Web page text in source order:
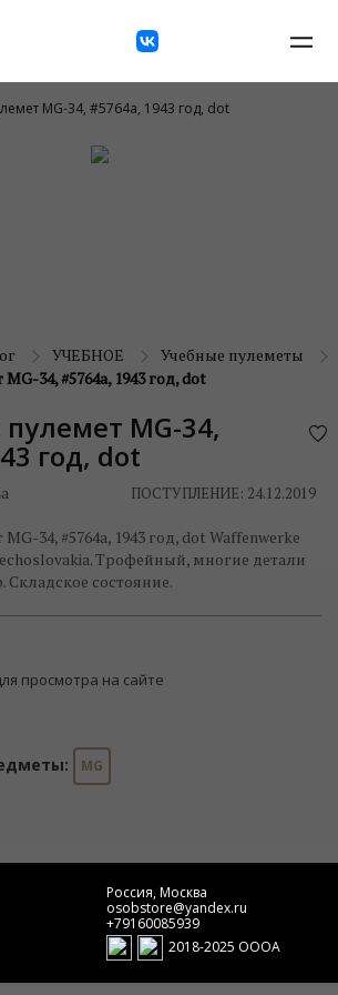
УЧЕБНОЕ
Учебные пулеметы
34, #5764a, 1943 год, dot
MG-34,
год, dot
ПОСТУПЛЕНИЕ: 24.12.2019
34, #5764a, 1943 год, dot Waffenwerke
Трофейный, многие детали
состояние.
просмотра на сайте
MG
Россия, Москва
osobstore@yandex.ru
+79160085939
2018-2025 ОООА